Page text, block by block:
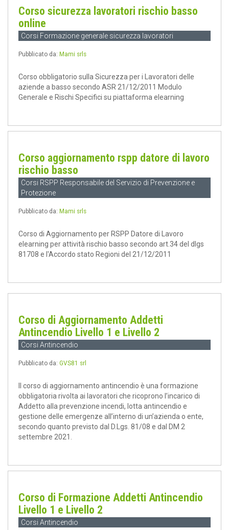
Corso sicurezza lavoratori rischio basso
online
Corsi Formazione generale sicurezza lavoratori
Pubblicato da: Mami srls
Corso obbligatorio sulla Sicurezza per i Lavoratori delle
aziende a basso secondo ASR 21/12/2011 Modulo
Generale e Rischi Specifici su piattaforma elearning
Corso aggiornamento rspp datore di lavoro
rischio basso
Corsi RSPP Responsabile del Servizio di Prevenzione e
Protezione
Pubblicato da: Mami srls
Corso di Aggiornamento per RSPP Datore di Lavoro
elearning per attività rischio basso secondo art.34 del dlgs
81708 e l'Accordo stato Regioni del 21/12/2011
Corso di Aggiornamento Addetti
Antincendio Livello 1 e Livello 2
Corsi Antincendio
Pubblicato da: GVS81 srl
Il corso di aggiornamento antincendio è una formazione
obbligatoria rivolta ai lavoratori che ricoprono l’incarico di
Addetto alla prevenzione incendi, lotta antincendio e
gestione delle emergenze all’interno di un’azienda o ente,
secondo quanto previsto dal D.Lgs. 81/08 e dal DM 2
settembre 2021.
Corso di Formazione Addetti Antincendio
Livello 1 e Livello 2
Corsi Antincendio